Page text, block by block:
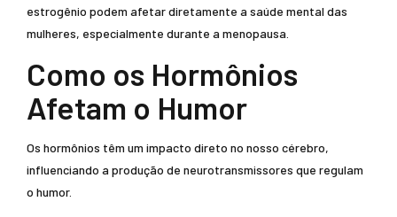
estrogênio podem afetar diretamente a saúde mental das
mulheres, especialmente durante a menopausa.
Como os Hormônios
Afetam o Humor
Os hormônios têm um impacto direto no nosso cérebro,
influenciando a produção de neurotransmissores que regulam
o humor.